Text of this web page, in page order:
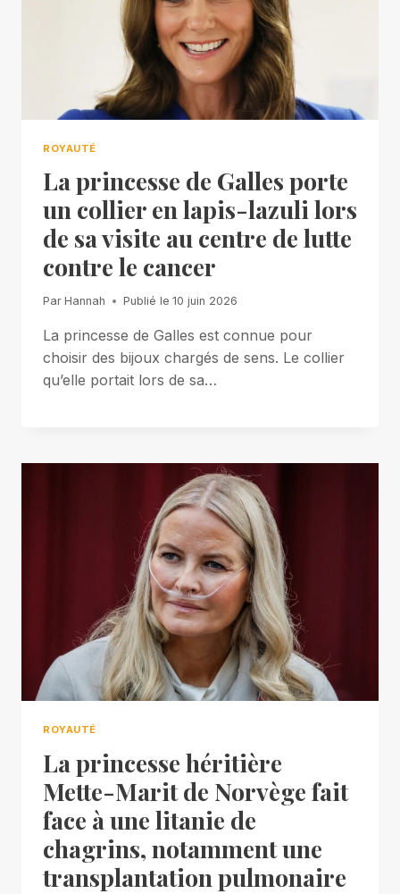
ROYAUTÉ
La princesse de Galles porte
un collier en lapis-lazuli lors
de sa visite au centre de lutte
contre le cancer
Par Hannah Publié le 10 juin 2026
La princesse de Galles est connue pour
choisir des bijoux chargés de sens. Le collier
qu’elle portait lors de sa…
ROYAUTÉ
La princesse héritière
Mette-Marit de Norvège fait
face à une litanie de
chagrins, notamment une
transplantation pulmonaire